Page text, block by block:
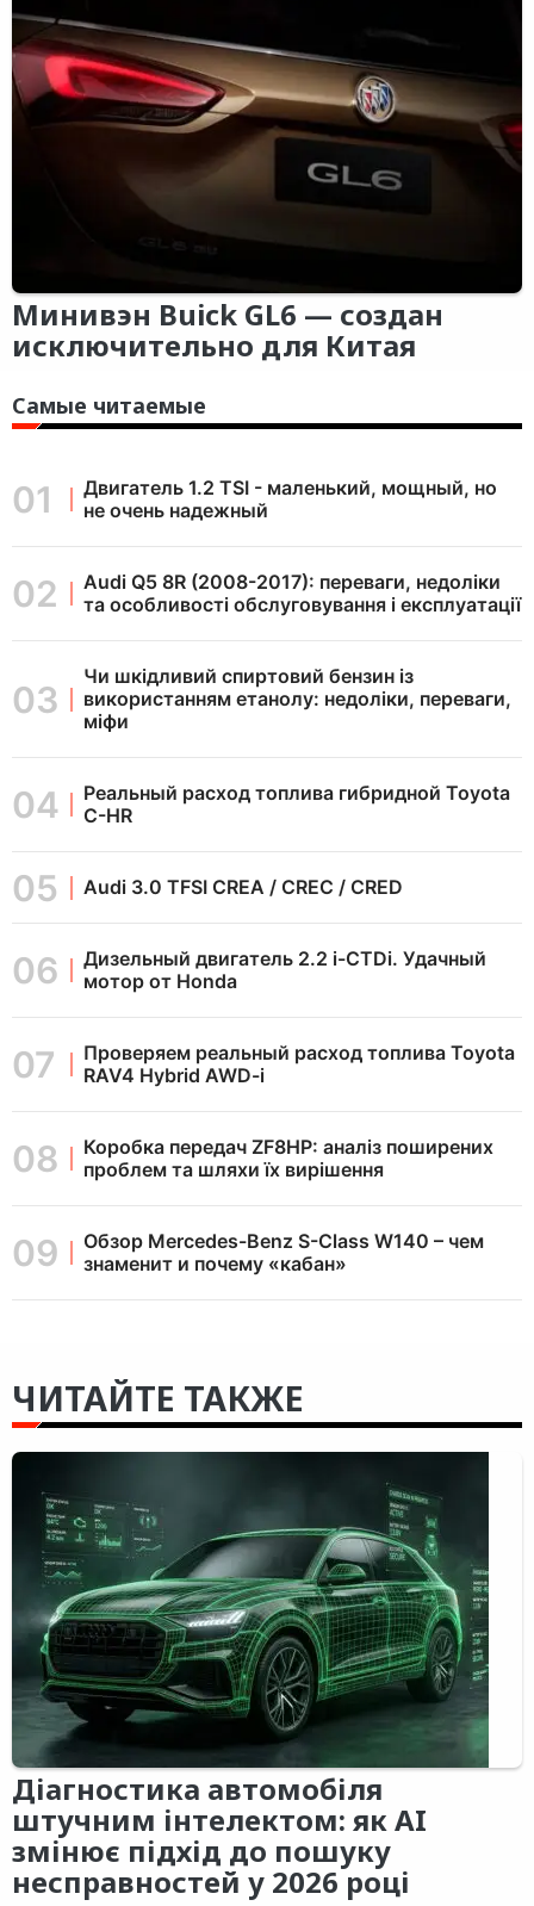
Минивэн Buick GL6 — создан
исключительно для Китая
Самые читаемые
Двигатель 1.2 TSI - маленький, мощный, но
не очень надежный
Audi Q5 8R (2008-2017): переваги, недоліки
та особливості обслуговування і експлуатації
Чи шкідливий спиртовий бензин із
використанням етанолу: недоліки, переваги,
міфи
Реальный расход топлива гибридной Toyota
C-HR
Audi 3.0 TFSI CREA / CREC / CRED
Дизельный двигатель 2.2 i-CTDi. Удачный
мотор от Honda
Проверяем реальный расход топлива Toyota
RAV4 Hybrid AWD-i
Коробка передач ZF8HP: аналіз поширених
проблем та шляхи їх вирішення
Обзор Mercedes-Benz S-Class W140 – чем
знаменит и почему «кабан»
ЧИТАЙТЕ ТАКЖЕ
Діагностика автомобіля
штучним інтелектом: як AI
змінює підхід до пошуку
несправностей у 2026 році